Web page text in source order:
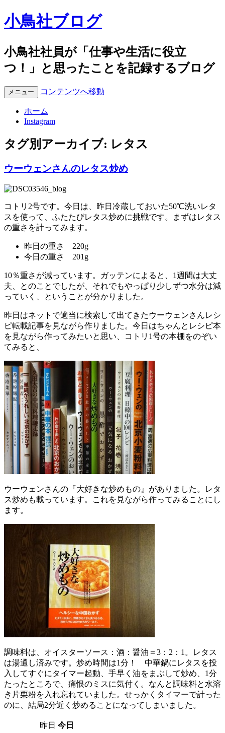
小鳥社ブログ
小鳥社社員が「仕事や生活に役立
つ！」と思ったことを記録するブログ
メニュー コンテンツへ移動
ホーム
Instagram
タグ別アーカイブ: レタス
ウーウェンさんのレタス炒め
コトリ2号です。今日は、昨日冷蔵しておいた50℃洗いレタ
スを使って、ふたたびレタス炒めに挑戦です。まずはレタス
の重さを計ってみます。
昨日の重さ 220g
今日の重さ 201g
10％重さが減っています。ガッテンによると、1週間は大丈
夫、とのことでしたが、それでもやっぱり少しずつ水分は減
っていく、ということが分かりました。
昨日はネットで適当に検索して出てきたウーウェンさんレシ
ピ転載記事を見ながら作りました。今日はちゃんとレシピ本
を見ながら作ってみたいと思い、コトリ1号の本棚をのぞい
てみると、
ウーウェンさんの『大好きな炒めもの』がありました。レタ
ス炒めも載っています。これを見ながら作ってみることにし
ます。
調味料は、オイスターソース：酒：醤油＝3：2：1。レタス
は湯通し済みです。炒め時間は1分！ 中華鍋にレタスを投
入してすぐにタイマー起動、手早く油をまぶして炒め、1分
たったところで、痛恨のミスに気付く。なんと調味料と水溶
き片栗粉を入れ忘れていました。せっかくタイマーで計った
のに、結局2分近く炒めることになってしまいました。
昨日 今日